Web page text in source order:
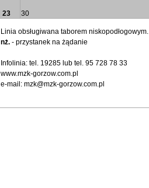
23 30
Linia obsługiwana taborem niskopodłogowym.
nż. - przystanek na żądanie
Infolinia: tel. 19285 lub tel. 95 728 78 33
www.mzk-gorzow.com.pl
e-mail: mzk@mzk-gorzow.com.pl